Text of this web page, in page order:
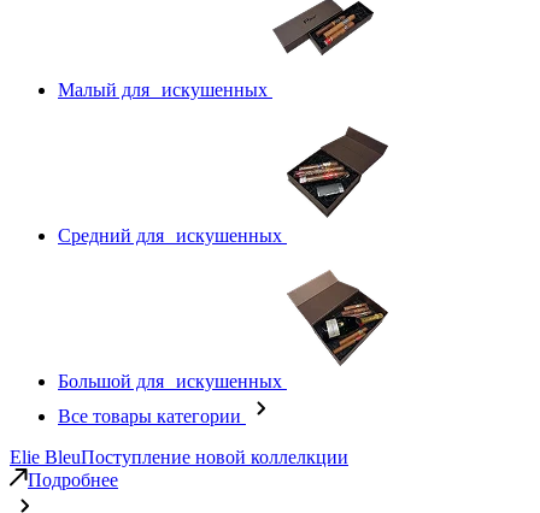
Малый для искушенных
Средний для искушенных
Большой для искушенных
Все товары категории
Elie BleuПоступление новой коллелкции
Подробнее